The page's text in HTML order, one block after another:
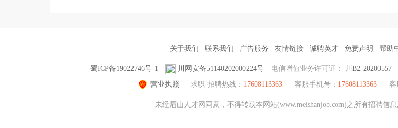
关于我们 联系我们 广告服务 友情链接 诚聘英才 免责声明 帮助
蜀ICP备19022746号-1 川网安备51140202000224号 电信增值业务许可证： 川B2-20200557
营业执照 求职·招聘热线： 17608113363 客服手机号： 17608113363 客
未经眉山人才网同意，不得转载本网站(www.meishanjob.com)之所有招聘信